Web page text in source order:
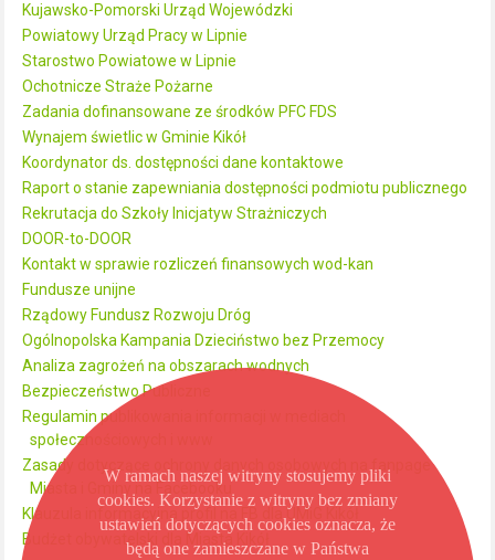
Kujawsko-Pomorski Urząd Wojewódzki
Powiatowy Urząd Pracy w Lipnie
Starostwo Powiatowe w Lipnie
Ochotnicze Straże Pożarne
Zadania dofinansowane ze środków PFC FDS
Wynajem świetlic w Gminie Kikół
Koordynator ds. dostępności dane kontaktowe
Raport o stanie zapewniania dostępności podmiotu publicznego
Rekrutacja do Szkoły Inicjatyw Strażniczych
DOOR-to-DOOR
Kontakt w sprawie rozliczeń finansowych wod-kan
Fundusze unijne
Rządowy Fundusz Rozwoju Dróg
Ogólnopolska Kampania Dzieciństwo bez Przemocy
Analiza zagrożeń na obszarach wodnych
Bezpieczeństwo Publiczne
Regulamin publikowania informacji w mediach
społecznościowych i www
Zasady dotyczące ochrony danych osobowych na fanpage
Miasta i Gminy na Facebooku
Klauzula informacyjna profil na FB dla UMiG Kikół
Budżet obywatelski dla Miasta Kikół
W ramach naszej witryny stosujemy pliki
cookies. Korzystanie z witryny bez zmiany
ustawień dotyczących cookies oznacza, że
będą one zamieszczane w Państwa